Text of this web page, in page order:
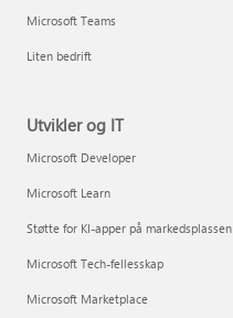
Microsoft Teams
Liten bedrift
Utvikler og IT
Microsoft Developer
Microsoft Learn
Støtte for KI-apper på markedsplassen
Microsoft Tech-fellesskap
Microsoft Marketplace